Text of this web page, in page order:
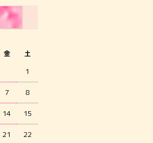
金 土
1
7 8
14 15
21 22